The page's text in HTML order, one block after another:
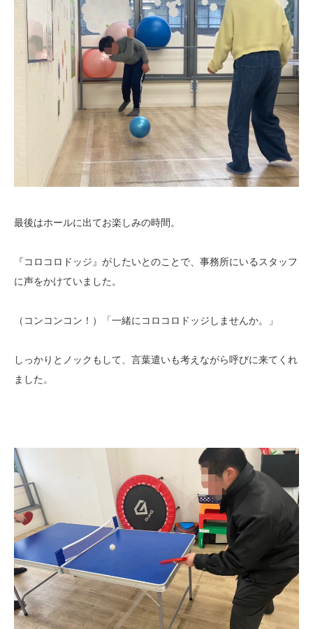
最後はホールに出てお楽しみの時間。
『コロコロドッジ』がしたいとのことで、事務所にいるスタッフ
に声をかけていました。
（コンコンコン！）「一緒にコロコロドッジしませんか。」
しっかりとノックもして、言葉遣いも考えながら呼びに来てくれ
ました。